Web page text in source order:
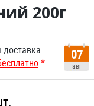
200г
*
07
авг